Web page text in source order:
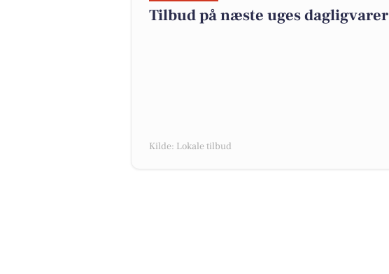
Tilbud på næste uges dagligvarer
Kilde: Lokale tilbud